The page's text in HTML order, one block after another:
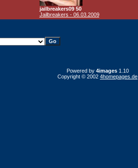
jailbreakers09 50
Jailbreakers - 06.03.2009
Powered by 4images1.10
Copyright © 2002 4homepages.de